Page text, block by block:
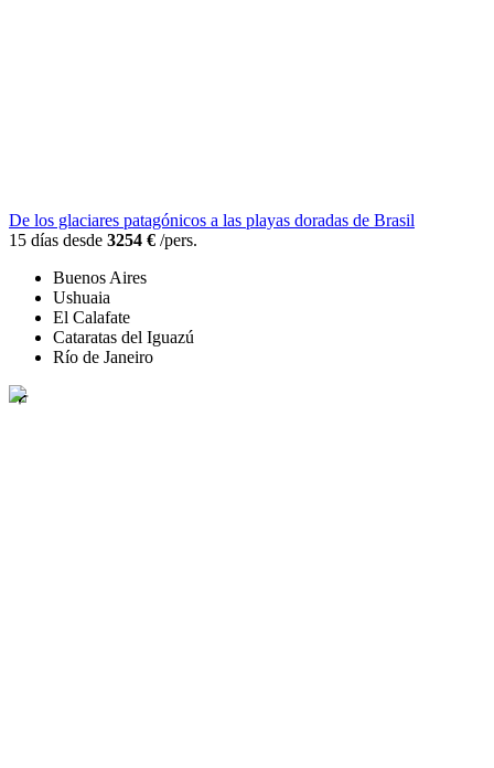
De los glaciares patagónicos a las playas doradas de Brasil
15 días desde 3254 € /pers.
Buenos Aires
Ushuaia
El Calafate
Cataratas del Iguazú
Río de Janeiro